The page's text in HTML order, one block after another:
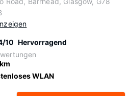
10 Hervorragend
WLAN